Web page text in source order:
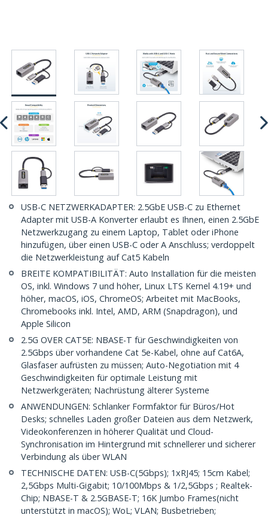
USB-C NETZWERKADAPTER: 2.5GbE USB-C zu Ethernet
Adapter mit USB-A Konverter erlaubt es Ihnen, einen 2.5GbE
Netzwerkzugang zu einem Laptop, Tablet oder iPhone
hinzufügen, über einen USB-C oder A Anschluss; verdoppelt
die Netzwerkleistung auf Cat5 Kabeln
BREITE KOMPATIBILITÄT: Auto Installation für die meisten
OS, inkl. Windows 7 und höher, Linux LTS Kernel 4.19+ und
höher, macOS, iOS, ChromeOS; Arbeitet mit MacBooks,
Chromebooks inkl. Intel, AMD, ARM (Snapdragon), und
Apple Silicon
2.5G OVER CAT5E: NBASE-T für Geschwindigkeiten von
2.5Gbps über vorhandene Cat 5e-Kabel, ohne auf Cat6A,
Glasfaser aufrüsten zu müssen; Auto-Negotiation mit 4
Geschwindigkeiten für optimale Leistung mit
Netzwerkgeräten; Nachrüstung älterer Systeme
ANWENDUNGEN: Schlanker Formfaktor für Büros/Hot
Desks; schnelles Laden großer Dateien aus dem Netzwerk,
Videokonferenzen in höherer Qualität und Cloud-
Synchronisation im Hintergrund mit schnellerer und sicherer
Verbindung als über WLAN
TECHNISCHE DATEN: USB-C(5Gbps); 1xRJ45; 15cm Kabel;
2,5Gbps Multi-Gigabit; 10/100Mbps & 1/2,5Gbps ; Realtek-
Chip; NBASE-T & 2.5GBASE-T; 16K Jumbo Frames(nicht
unterstützt in macOS); WoL; VLAN; Busbetrieben;